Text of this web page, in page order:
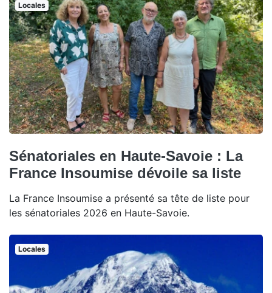
Locales
Sénatoriales en Haute-Savoie : La
France Insoumise dévoile sa liste
La France Insoumise a présenté sa tête de liste pour
les sénatoriales 2026 en Haute-Savoie.
Locales